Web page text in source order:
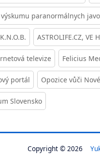
paranormálnych
ASTROLIFE.CZ, VE
televize Felicius
portál Opozice vůči
Slovensko
Copyright © 2026